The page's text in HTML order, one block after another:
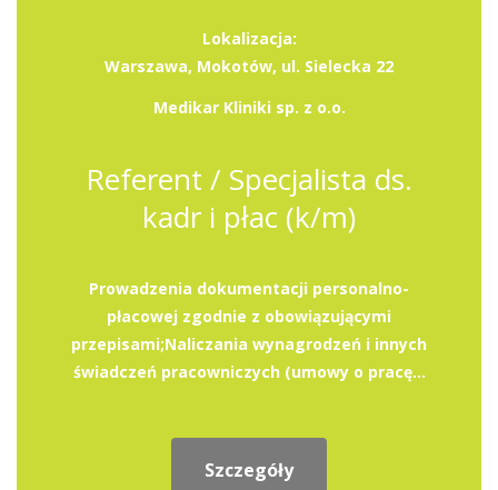
Lokalizacja:
Warszawa, Mokotów, ul. Sielecka 22
Medikar Kliniki sp. z o.o.
Referent / Specjalista ds.
kadr i płac (k/m)
Prowadzenia dokumentacji personalno-
płacowej zgodnie z obowiązującymi
przepisami;Naliczania wynagrodzeń i innych
świadczeń pracowniczych (umowy o pracę...
Szczegóły